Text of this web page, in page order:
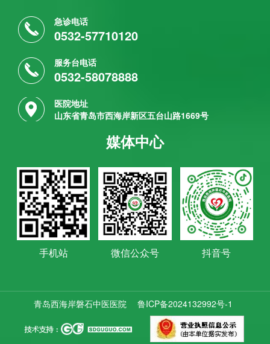
急诊电话
0532-57710120
服务台电话
0532-58078888
医院地址
山东省青岛市西海岸新区五台山路1669号
媒体中心
手机站 微信公众号 抖音号
青岛西海岸磐石中医医院 鲁ICP备2024132992号-1